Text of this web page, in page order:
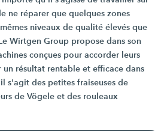
ne réparer que quelques zones
niveaux de qualité élevés que
Wirtgen Group propose dans son
conçues pour accorder leurs
résultat rentable et efficace dans
s'agit des petites fraiseuses de
de Vögele et des rouleaux